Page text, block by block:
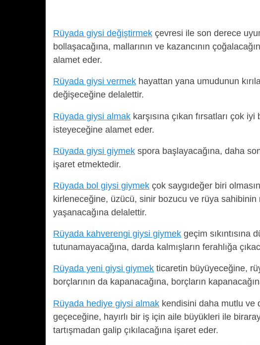
Rüyada giysi değiştirmek çevresi ile son derece
bollaşacağına, mallarının ve kazancının
alamet eder.
Rüyada giysi vermek hayattan yana umudunun
değişeceğine delalettir.
Rüyada giysi almak karşısına çıkan fırsatları çok
isteyeceğine alamet eder.
Rüyada giysi giymek spora başlayacağına, daha
işaret etmektedir.
Rüyada bol giysi giymek çok saygıdeğer biri
kirleneceğine, üzücü, sinir bozucu ve rüya sahibinin
yaşanacağına delalettir.
Rüyada kahverengi giysi giymek geçim
tutunamayacağına, darda kalmışların ferahlığa
Rüyada yeni giysi giymek ticaretin büyüyeceğine,
borçlarının da kapanacağına, borçların
Rüyada hediye giysi almak kendisini daha mutlu ve
geçeceğine, hayırlı bir iş için aile büyükleri ile
tartışmadan galip çıkılacağına işaret eder.